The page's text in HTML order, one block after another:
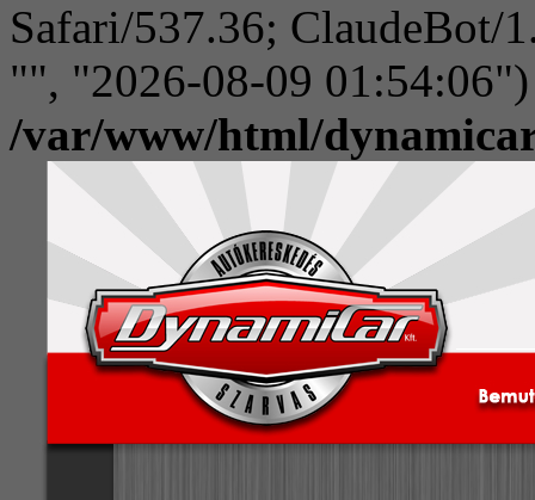
Safari/537.36; ClaudeBot/
"", "2026-08-09
/var/www/html/